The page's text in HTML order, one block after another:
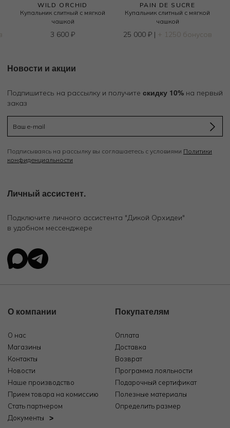
WILD ORCHID
Купальник слитный с мягкой
чашкой
3 600 ₽
PAIN DE SUCRE
Купальник слитный с мягкой
чашкой
25 000 ₽| + 1250 бонусов
Новости и акции
Подпишитесь на рассылку и получите скидку 10% на первый
заказ
Подписываясь на рассылку вы соглашаетесь с условиями Политики
конфиденциальности
Личный ассистент.
Подключите личного ассистента "Дикой Орхидеи"
в удобном мессенджере
О компании
О нас
Магазины
Контакты
Новости
Наше производство
Прием товара на комиссию
Стать партнером
Документы
Покупателям
Оплата
Доставка
Возврат
Программа лояльности
Подарочный сертификат
Полезные материалы
Определить размер